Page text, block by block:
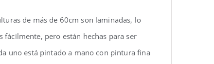
de más de 60cm son laminadas, lo
pero están hechas para ser
uno está pintado a mano con pintura fina